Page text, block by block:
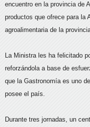
encuentro en la provincia de
productos que ofrece para la
agroalimentaria de la
La Ministra les ha felicitado
reforzándola a base de
que la Gastronomía es uno
posee el país.
Durante tres jornadas, un